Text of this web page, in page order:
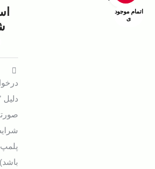
اتمام موجود
ی
دلیل
پلمپ
باشد).